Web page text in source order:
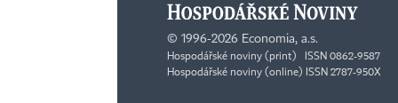
© 1996-2026 Economia, a.s.
Hospodářské noviny (print) ISSN 0862-9587
Hospodářské noviny (online) ISSN 2787-950X